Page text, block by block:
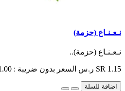
نـعـنـاع (حزمة)
نـعـنـاع (حزمة)..
SR 1.15 ر.س السعر بدون ضريبة : SR 1.00 ر.س
اضافة للسلة